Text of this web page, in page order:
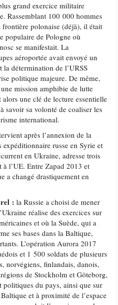
grand exercice militaire
Rassemblant 100 000 hommes
polonaise (déjà), il était
populaire de Pologne où
se manifestait. La
aéroportée avait envoyé un
détermination de l’URSS
politique majeure. De même,
mission amphibie de lutte
une clé de lecture essentielle
savoir sa volonté de coaliser les
international.
après l’annexion de la
russe en Syrie et
en Ukraine, adresse trois
à l’UE. Entre Zapad 2013 et
a changé drastiquement en
: la Russie a choisi de mener
réalise des exercices sur
et où la Suède, qui a
ses bases dans la Baltique,
L’opération Aurora 2017
et 1 500 soldats de plusieurs
norvégiens, finlandais, danois,
de Stockholm et Göteborg,
politiques du pays, ainsi que sur
et à proximité de l’espace